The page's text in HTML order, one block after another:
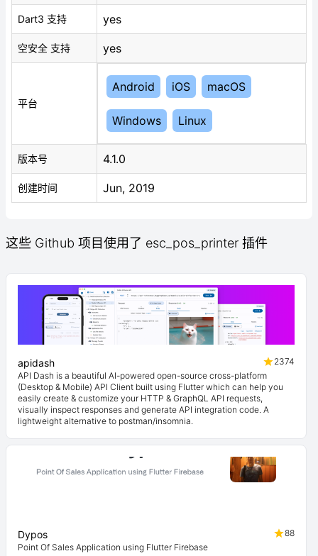
Dart3 支持 yes
空安全 支持 yes
平台
Android iOS macOS
Windows Linux
版本号 4.1.0
创建时间 Jun, 2019
这些 Github 项目使用了 esc_pos_printer 插件
apidash
2374
API Dash is a beautiful AI-powered open-source cross-platform
(Desktop & Mobile) API Client built using Flutter which can help you
easily create & customize your HTTP & GraphQL API requests,
visually inspect responses and generate API integration code. A
lightweight alternative to postman/insomnia.
Dypos
88
Point Of Sales Application using Flutter Firebase